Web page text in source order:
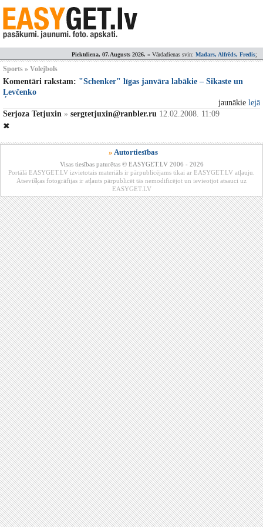
Piektdiena, 07.Augusts 2026. » Vārdadienas svin: Madars, Alfrēds, Fredis;
Sports » Volejbols
Komentāri rakstam: "Schenker" līgas janvāra labākie – Sikaste un
Ļevčenko
jaunākie lejā
Serjoza Tetjuxin » sergtetjuxin@ranbler.ru 12.02.2008. 11:09
✖
» Autortiesības
Visas tiesības paturētas © EASYGET.LV 2006 - 2026
Portālā EASYGET.LV izvietotais materiāls ir pārpublicējams tikai ar EASYGET.LV atļauju.
Atsevišķas fotogrāfijas ir atļauts pārpublicēt tās nemodificējot un ievieotjot atsauci uz
EASYGET.LV